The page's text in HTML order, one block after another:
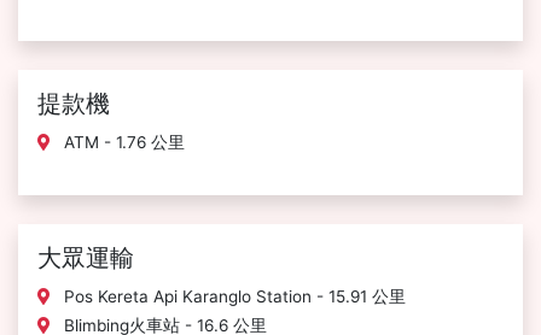
提款機
ATM - 1.76 公里
大眾運輸
Pos Kereta Api Karanglo Station - 15.91 公里
Blimbing火車站 - 16.6 公里